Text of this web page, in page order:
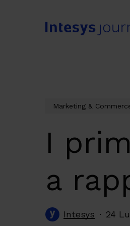
Marketing &
I
a
Intesys 24